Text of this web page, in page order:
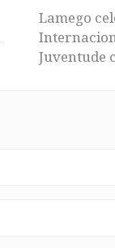
Lamego
Juventude